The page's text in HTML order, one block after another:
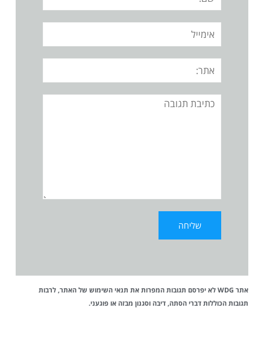
אימייל
אתר:
תגובה
אתר WDG לא יפרסם תגובות המפרות את תנאי השימוש של האתר, לרבות
תגובות הכוללות דברי הסתה, דיבה וסגנון מבזה או פוגעני.